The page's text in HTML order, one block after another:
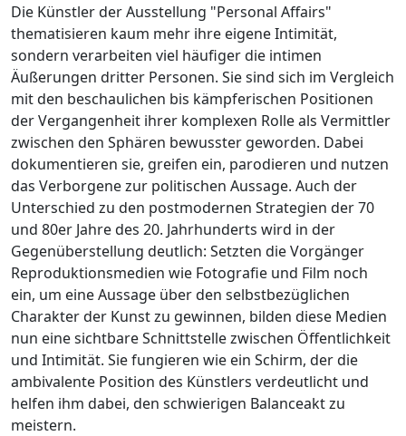
Die Künstler der Ausstellung "Personal Affairs"
thematisieren kaum mehr ihre eigene Intimität,
sondern verarbeiten viel häufiger die intimen
Äußerungen dritter Personen. Sie sind sich im Vergleich
mit den beschaulichen bis kämpferischen Positionen
der Vergangenheit ihrer komplexen Rolle als Vermittler
zwischen den Sphären bewusster geworden. Dabei
dokumentieren sie, greifen ein, parodieren und nutzen
das Verborgene zur politischen Aussage. Auch der
Unterschied zu den postmodernen Strategien der 70
und 80er Jahre des 20. Jahrhunderts wird in der
Gegenüberstellung deutlich: Setzten die Vorgänger
Reproduktionsmedien wie Fotografie und Film noch
ein, um eine Aussage über den selbstbezüglichen
Charakter der Kunst zu gewinnen, bilden diese Medien
nun eine sichtbare Schnittstelle zwischen Öffentlichkeit
und Intimität. Sie fungieren wie ein Schirm, der die
ambivalente Position des Künstlers verdeutlicht und
helfen ihm dabei, den schwierigen Balanceakt zu
meistern.